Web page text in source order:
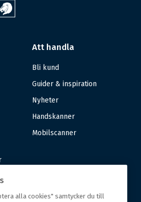
Att handla
Bli kund
Guider & inspiration
Nyheter
Handskanner
Mobilscanner
alla cookies" samtycker du till